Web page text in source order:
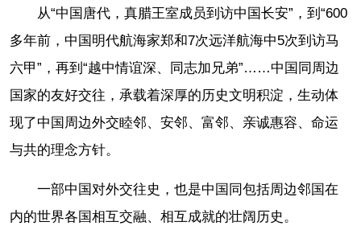
从“中国唐代，真腊王室成员到访中国长安”，到“600
多年前，中国明代航海家郑和7次远洋航海中5次到访马
六甲”，再到“越中情谊深、同志加兄弟”……中国同周边
国家的友好交往，承载着深厚的历史文明积淀，生动体
现了中国周边外交睦邻、安邻、富邻、亲诚惠容、命运
与共的理念方针。
一部中国对外交往史，也是中国同包括周边邻国在
内的世界各国相互交融、相互成就的壮阔历史。